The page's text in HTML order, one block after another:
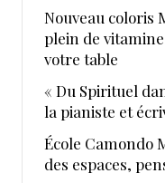
Nouveau coloris
plein de
votre table
« Du Spirituel
la pianiste et
École Camondo
des espaces,